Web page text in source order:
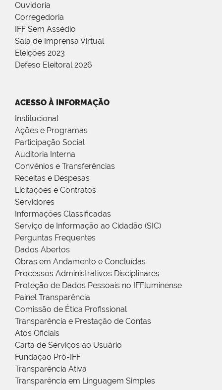
Ouvidoria
Corregedoria
IFF Sem Assédio
Sala de Imprensa Virtual
Eleições 2023
Defeso Eleitoral 2026
ACESSO À INFORMAÇÃO
Institucional
Ações e Programas
Participação Social
Auditoria Interna
Convênios e Transferências
Receitas e Despesas
Licitações e Contratos
Servidores
Informações Classificadas
Serviço de Informação ao Cidadão (SIC)
Perguntas Frequentes
Dados Abertos
Obras em Andamento e Concluídas
Processos Administrativos Disciplinares
Proteção de Dados Pessoais no IFFluminense
Painel Transparência
Comissão de Ética Profissional
Transparência e Prestação de Contas
Atos Oficiais
Carta de Serviços ao Usuário
Fundação Pró-IFF
Transparência Ativa
Transparência em Linguagem Simples